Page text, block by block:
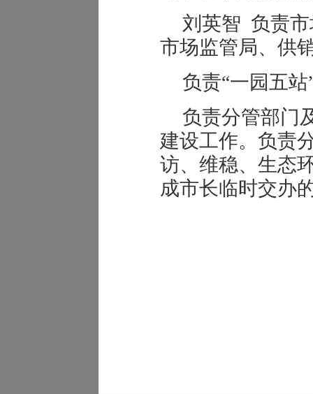
刘英智 负责
市场监管局、供
负责“一园五
负责分管部门
建设工作。负责
访、维稳、生态
成市长临时交办